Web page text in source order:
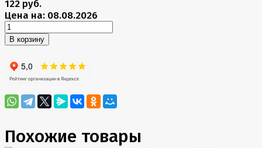
122 руб.
Цена на: 08.08.2026
В корзину
Похожие товары